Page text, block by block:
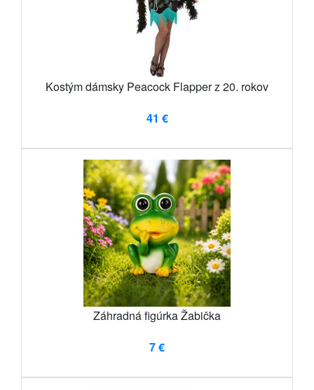
Kostým dámsky Peacock Flapper z 20. rokov
41 €
Záhradná figúrka Žabička
7 €